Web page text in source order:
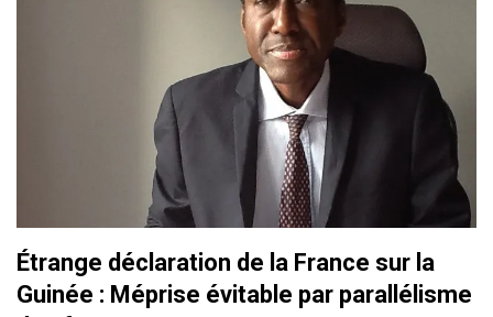
Étrange déclaration de la France sur la
Guinée : Méprise évitable par parallélisme